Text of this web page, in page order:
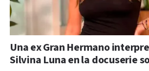
Una ex Gran Hermano
Silvina Luna en la docuserie